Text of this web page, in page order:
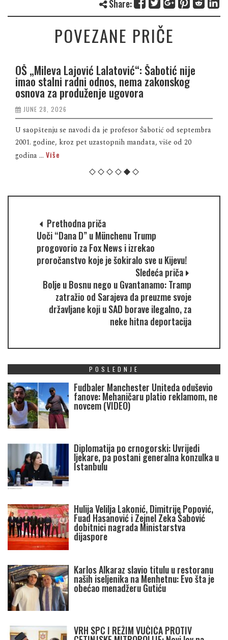
Share:
POVEZANE PRIČE
OŠ „Mileva Lajović Lalatović“: Šabotić nije
imao stalni radni odnos, nema zakonskog
osnova za produženje ugovora
JUNE 28, 2026
U saopštenju se navodi da je profesor Šabotić od septembra
2001. godine, kroz pet uzastopnih mandata, više od 20
godina ... Više
Prethodna priča
Uoči “Dana D” u Münchenu Trump
progovorio za Fox News i izrekao
proročanstvo koje je šokiralo sve u Kijevu!
Sledeća priča
Bolje u Bosnu nego u Gvantanamo: Tramp
zatražio od Sarajeva da preuzme svoje
državljane koji u SAD borave ilegalno, za
neke hitna deportacija
POSLEDNJE
Fudbaler Manchester Uniteda oduševio
fanove: Mehaničaru platio reklamom, ne
novcem (VIDEO)
Diplomatija po crnogorski: Uvrijedi
ljekare, pa postani generalna konzulka u
Istanbulu
Hulija Velilja Lakonić, Dimitrije Popović,
Fuad Hasanović i Zejnel Zeka Šabović
dobitnici nagrada Ministarstva
dijaspore
Karlos Alkaraz slavio titulu u restoranu
naših iseljenika na Menhetnu: Evo šta je
obećao menadžeru Gutiću
VRH SPC I REŽIM VUČIĆA PROTIV